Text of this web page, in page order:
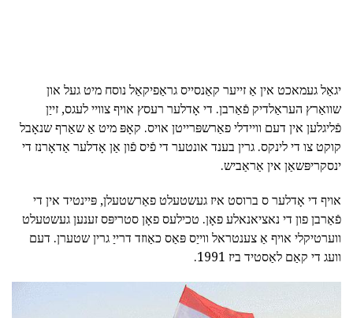
יגאַל געמאכט אין אַ זייער קאַנסייס גראַפיקאַל נוסח מיט געל און
שוואַרץ העראַלדיק פֿאַרבן. די אָדלער רעסץ אויף צוויי לעגס, זייַן
פֿליגלען אין דעם וויידלי פאַרשפּרייטן אויס. קאָפּ מיט אַ שאַרף שנאָבל
קוקט צו די לינקס. גרין בענד אונטער די פֿיס פֿון אַן אָדלער אַדאָרנז די
ינסקריפּשאַן אין אַראַביש.
אויף די אָדלער ס ברוסט איז געשטעלט פאַרשטעלן, פּיינטיד אין די
פֿאַרבן פון די נאציאנאלע פאָן. טכילעס פאָן סטריפּס זענען געשטעלט
ווערטיקלי אויף אַ צענטראל ווייַס פּאַס כאַוזד דרייַ גרין שטערן. דעם
וועג די קאַם לאַסטיד ביז 1991.